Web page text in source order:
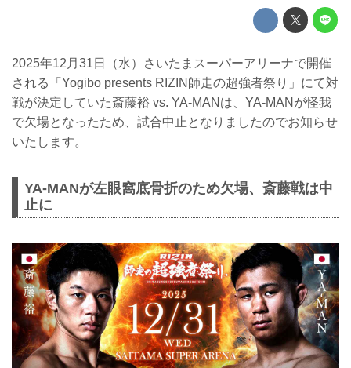
2025年12月31日（水）さいたまスーパーアリーナで開催
される「Yogibo presents RIZIN師走の超強者祭り」にて対
戦が決定していた斎藤裕 vs. YA-MANは、YA-MANが怪我
で欠場となったため、試合中止となりましたのでお知らせ
いたします。
YA-MANが左眼窩底骨折のため欠場、斎藤戦は中
止に